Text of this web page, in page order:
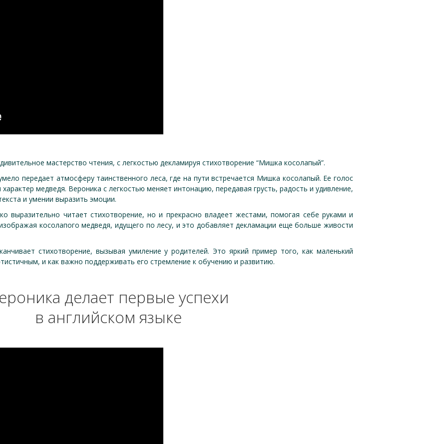
мастерство чтения, с легкостью декламируя стихотворение “Мишка косолапый”.
передает атмосферу таинственного леса, где на пути встречается Мишка косолапый. Ее голос
медведя. Вероника с легкостью меняет интонацию, передавая грусть, радость и удивление,
и умении выразить эмоции.
выразительно читает стихотворение, но и прекрасно владеет жестами, помогая себе руками и
косолапого медведя, идущего по лесу, и это добавляет декламации еще больше живости
стихотворение, вызывая умиление у родителей. Это яркий пример того, как маленький
и как важно поддерживать его стремление к обучению и развитию.
делает первые успехи
в английском языке